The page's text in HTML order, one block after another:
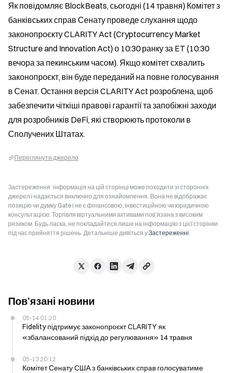
Як повідомляє BlockBeats, сьогодні (14 травня) Комітет з
банківських справ Сенату проведе слухання щодо
законопроєкту CLARITY Act (Cryptocurrency Market
Structure and Innovation Act) о 10:30 ранку за ET (10:30
вечора за пекинським часом). Якщо комітет схвалить
законопроєкт, він буде переданий на повне голосування
в Сенат. Остання версія CLARITY Act розроблена, щоб
забезпечити чіткіші правові гарантії та запобіжні заходи
для розробників DeFi, які створюють протоколи в
Сполучених Штатах.
Переглянути джерело
Застереження: інформація на цій сторінці може походити зі сторонніх
джерел і надається виключно для ознайомлення. Вона не відображає
позицію чи думку Gate і не є фінансовою, інвестиційною чи юридичною
консультацією. Торгівля віртуальними активами пов’язана з високим
ризиком. Будь ласка, не покладайтеся лише на інформацію з цієї сторінки
під час прийняття рішень. Детальніше дивіться уЗастереженні.
Пов’язані новини
05-14 01:20
Fidelity підтримує законопроєкт CLARITY як
«збалансований підхід до регулювання» 14 травня
05-13 20:12
Комітет Сенату США з банківських справ голосуватиме